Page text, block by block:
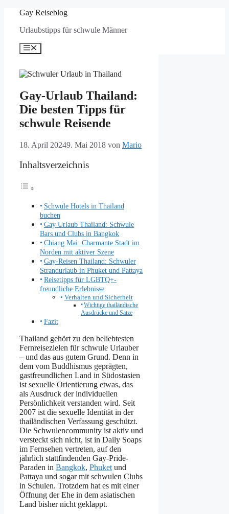
springen
Gay Reiseblog
Urlaubstipps für schwule Männer
Menü
Gay-Urlaub Thailand:
Die besten Tipps für
schwule Reisende
18. April 20249. Mai 2018 von Mario
Inhaltsverzeichnis
Schwule Hotels in Thailand
buchen
Gay Urlaub Thailand: Schwule
Bars und Clubs in Bangkok
Chiang Mai: Charmante Stadt im
Norden mit aktiver Szene
Gay-Reisen Thailand: Schwuler
Strandurlaub in Phuket und Pattaya
Reisetipps für LGBTQ+-
freundliche Erlebnisse
Verhalten und Sicherheit
Wichtige thailändische
Ausdrücke und Sätze
Fazit
Thailand gehört zu den beliebtesten
Fernreisezielen für schwule Urlauber
– und das aus gutem Grund. Denn in
dem vom Buddhismus geprägten,
gastfreundlichen Land in Südostasien
ist sexuelle Orientierung etwas, das
als Ausdruck der individuellen
Persönlichkeit verstanden wird. Seit
2007 ist die sexuelle Identität in der
thailändischen Verfassung geschützt.
Die Schwulencommunity ist aktiv und
versteckt sich nicht, ist in Daily Soaps
im Fernsehen vertreten, auf den
jährlich stattfindenden Gay-Pride-
Paraden in Bangkok, Phuket und
Pattaya und sogar mit schwulen Clubs
in Schulen. Trotzdem hat es mit einer
Öffnung der Ehe in dem asiatischen
Land bisher nicht geklappt.